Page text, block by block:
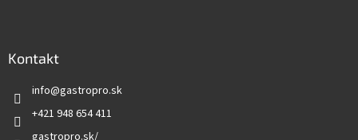
Kontakt
info@gastropro.sk
+421 948 654 411
gastropro.sk/